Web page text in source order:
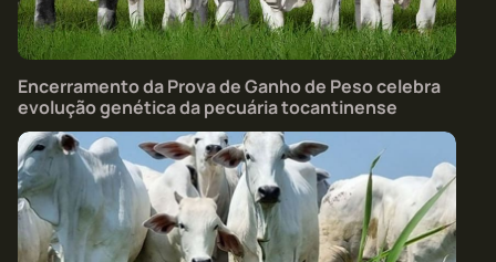
Encerramento da Prova de Ganho de Peso celebra
evolução genética da pecuária tocantinense